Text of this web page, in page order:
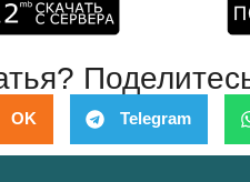
OK Telegram